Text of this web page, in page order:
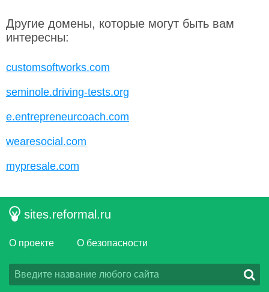
Другие домены, которые могут быть вам
интересны:
customsoftworks.com
seminole.driving-tests.org
e.entrepreneurcoach.com
wearesocial.com
mypresale.com
sites.reformal.ru
О проекте О безопасности